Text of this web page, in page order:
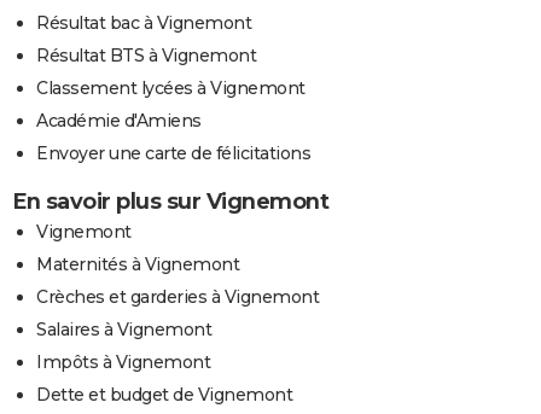
Résultat bac à Vignemont
Résultat BTS à Vignemont
Classement lycées à Vignemont
Académie d'Amiens
Envoyer une carte de félicitations
En savoir plus sur Vignemont
Vignemont
Maternités à Vignemont
Crèches et garderies à Vignemont
Salaires à Vignemont
Impôts à Vignemont
Dette et budget de Vignemont